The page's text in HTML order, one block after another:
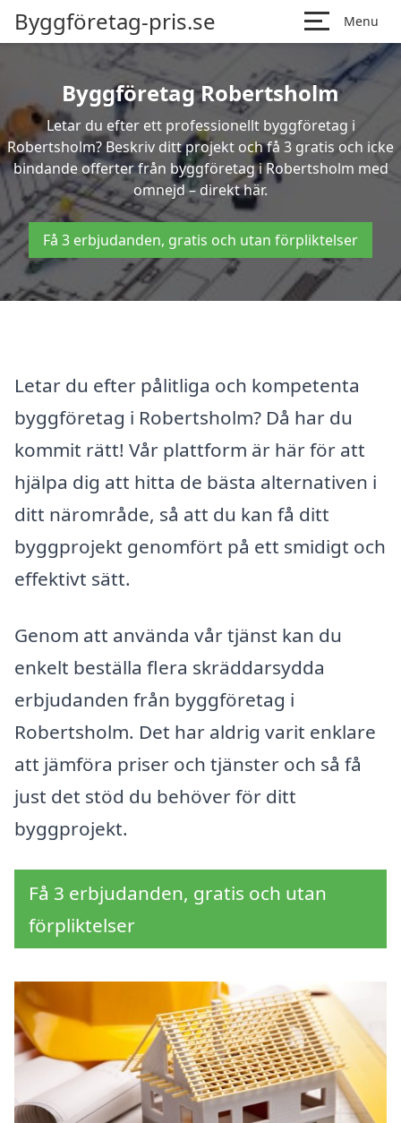
Byggföretag-pris.se Menu
Byggföretag Robertsholm
Letar du efter ett professionellt byggföretag i
Robertsholm? Beskriv ditt projekt och få 3 gratis och icke
bindande offerter från byggföretag i Robertsholm med
omnejd – direkt här.
Få 3 erbjudanden, gratis och utan förpliktelser
Letar du efter pålitliga och kompetenta
byggföretag i Robertsholm? Då har du
kommit rätt! Vår plattform är här för att
hjälpa dig att hitta de bästa alternativen i
ditt närområde, så att du kan få ditt
byggprojekt genomfört på ett smidigt och
effektivt sätt.
Genom att använda vår tjänst kan du
enkelt beställa flera skräddarsydda
erbjudanden från byggföretag i
Robertsholm. Det har aldrig varit enklare
att jämföra priser och tjänster och så få
just det stöd du behöver för ditt
byggprojekt.
Få 3 erbjudanden, gratis och utan
förpliktelser